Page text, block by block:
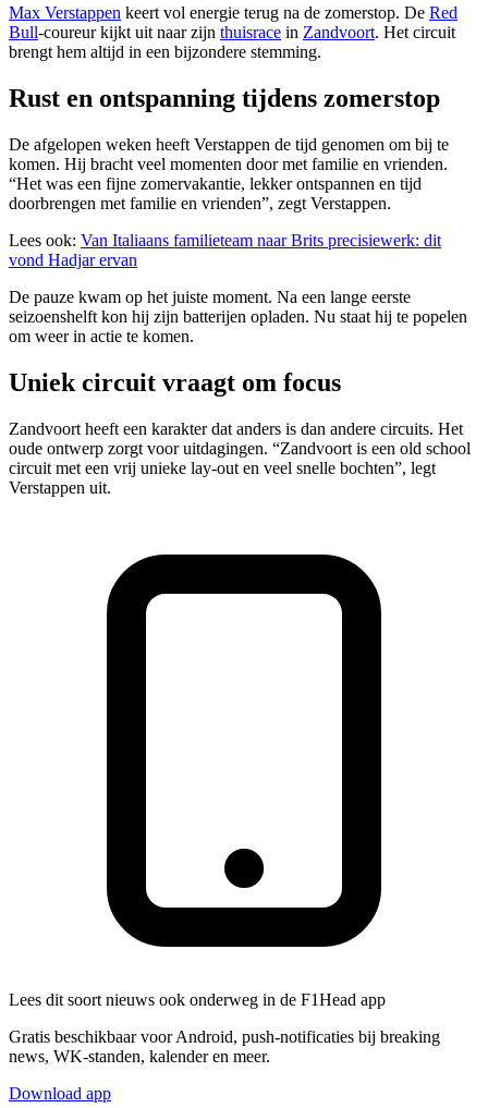
Max Verstappen keert vol energie terug na de zomerstop. De Red
Bull-coureur kijkt uit naar zijn thuisrace in Zandvoort. Het circuit
brengt hem altijd in een bijzondere stemming.
Rust en ontspanning tijdens zomerstop
De afgelopen weken heeft Verstappen de tijd genomen om bij te
komen. Hij bracht veel momenten door met familie en vrienden.
“Het was een fijne zomervakantie, lekker ontspannen en tijd
doorbrengen met familie en vrienden”, zegt Verstappen.
Lees ook: Van Italiaans familieteam naar Brits precisiewerk: dit
vond Hadjar ervan
De pauze kwam op het juiste moment. Na een lange eerste
seizoenshelft kon hij zijn batterijen opladen. Nu staat hij te popelen
om weer in actie te komen.
Uniek circuit vraagt om focus
Zandvoort heeft een karakter dat anders is dan andere circuits. Het
oude ontwerp zorgt voor uitdagingen. “Zandvoort is een old school
circuit met een vrij unieke lay-out en veel snelle bochten”, legt
Verstappen uit.
Lees dit soort nieuws ook onderweg in de F1Head app
Gratis beschikbaar voor Android, push-notificaties bij breaking
news, WK-standen, kalender en meer.
Download app